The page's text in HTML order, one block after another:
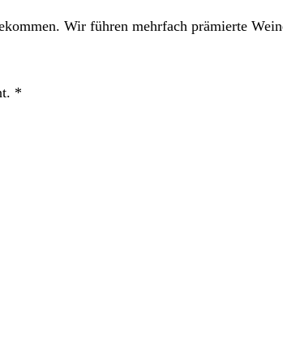
Wir führen mehrfach prämierte
*